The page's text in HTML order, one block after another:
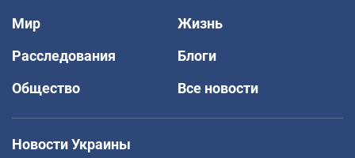
Мир
Жизнь
Расследования
Блоги
Общество
Все новости
Новости Украины